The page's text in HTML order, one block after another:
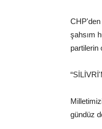
CHP'den
şahsım
partilerin
gündüz